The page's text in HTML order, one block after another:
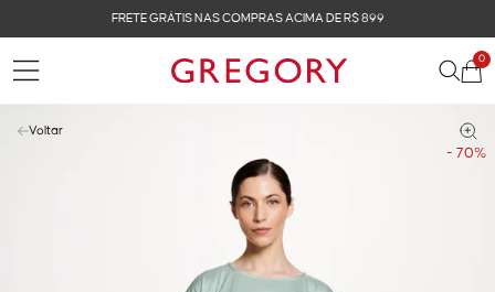
FRETE GRÁTIS NAS COMPRAS ACIMA DE R$ 899
0
- 70%
Voltar